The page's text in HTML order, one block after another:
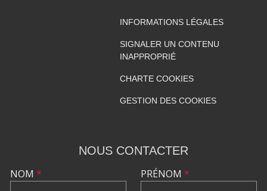
INFORMATIONS LÉGALES
SIGNALER UN CONTENU
INAPPROPRIÉ
CHARTE COOKIES
GESTION DES COOKIES
NOUS CONTACTER
NOM * PRÉNOM *